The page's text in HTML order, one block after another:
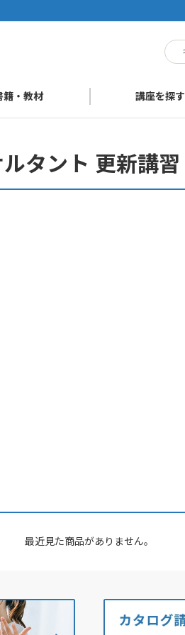
籍・教材 講座を探す
タント 更新講習
最近見た商品がありません。